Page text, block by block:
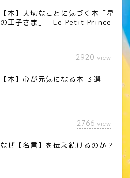
【本】大切なことに気づく本「星
の王子さま」 Le Petit Prince
2920 view
【本】心が元気になる本 ３選
2766 view
なぜ【名言】を伝え続けるのか？